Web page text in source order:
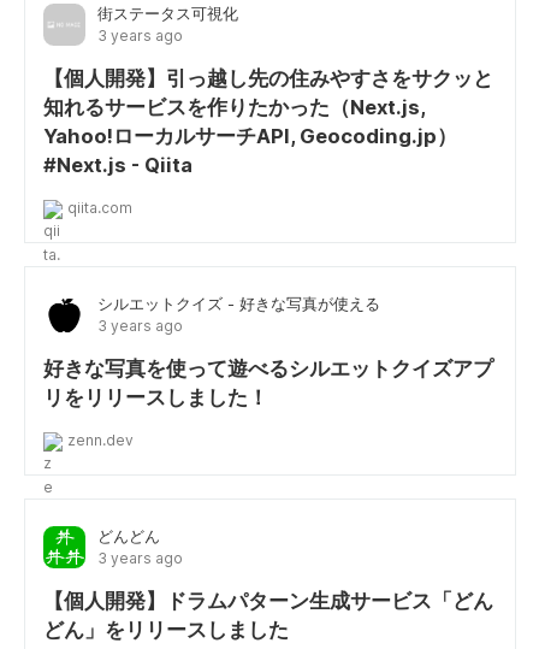
街ステータス可視化
3 years ago
【個人開発】引っ越し先の住みやすさをサクッと
知れるサービスを作りたかった（Next.js,
Yahoo!ローカルサーチAPI, Geocoding.jp）
#Next.js - Qiita
qiita.com
シルエットクイズ - 好きな写真が使える
3 years ago
好きな写真を使って遊べるシルエットクイズアプ
リをリリースしました！
zenn.dev
どんどん
3 years ago
【個人開発】ドラムパターン生成サービス「どん
どん」をリリースしました